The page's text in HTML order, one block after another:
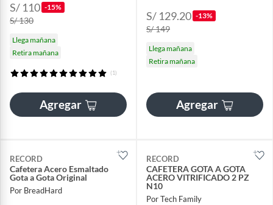
S/ 110 -15%
S/ 130
Llega mañana
Retira mañana
(1)
Agregar
S/ 129.20 -13%
S/ 149
Llega mañana
Retira mañana
Agregar
RECORD
Cafetera Acero Esmaltado
Gota a Gota Original
Por BreadHard
RECORD
CAFETERA GOTA A GOTA
ACERO VITRIFICADO 2 PZ
N10
Por Tech Family